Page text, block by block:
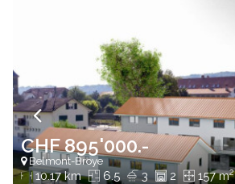
CHF 895'000.-
Belmont-Broye
10.17 km 6.5 3 2 157 m2